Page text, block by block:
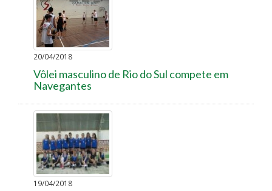
20/04/2018
Vôlei masculino de Rio do Sul compete em
Navegantes
19/04/2018